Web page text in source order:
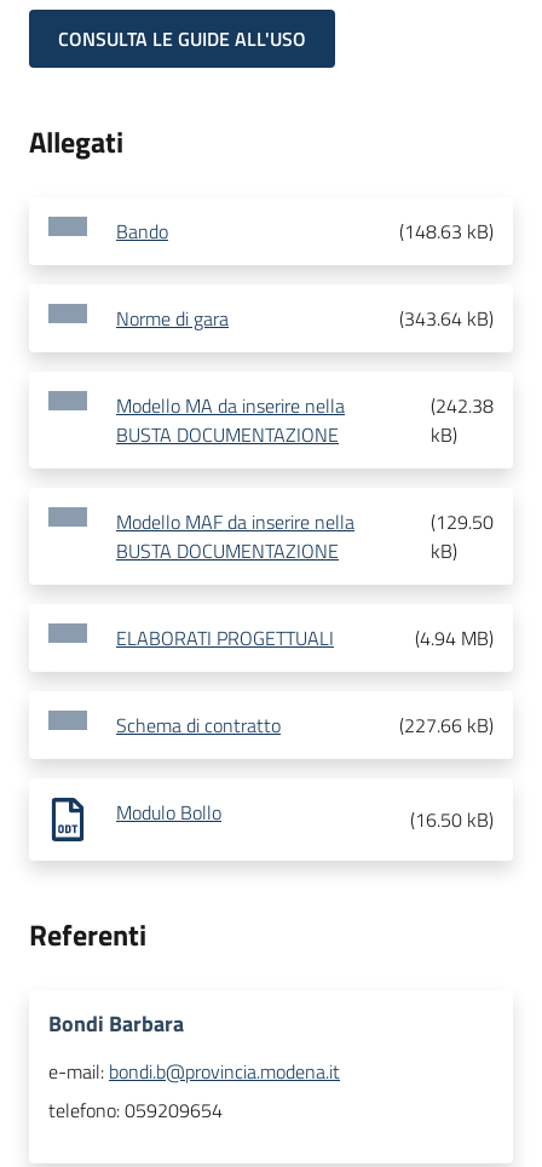
CONSULTA LE GUIDE ALL'USO
Allegati
Bando (148.63 kB)
Norme di gara (343.64 kB)
Modello MA da inserire nella
BUSTA DOCUMENTAZIONE
(242.38
kB)
Modello MAF da inserire nella
BUSTA DOCUMENTAZIONE
(129.50
kB)
ELABORATI PROGETTUALI (4.94 MB)
Schema di contratto (227.66 kB)
Modulo Bollo (16.50 kB)
Referenti
Bondi Barbara
e-mail: bondi.b@provincia.modena.it
telefono:059209654